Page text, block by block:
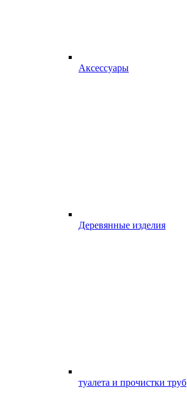
Аксессуары
Деревянные изделия
туалета и прочистки труб